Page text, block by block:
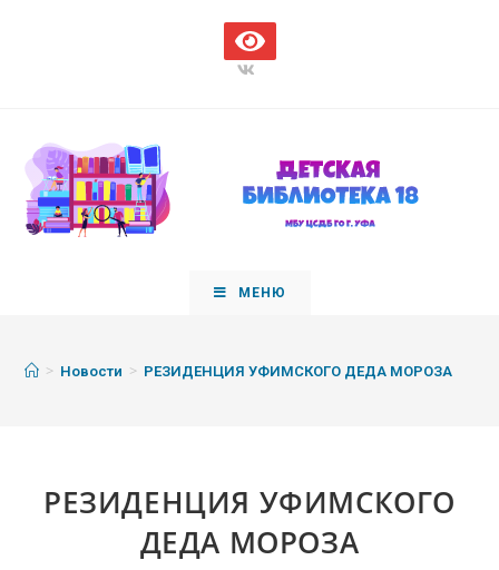
МЕНЮ
> Новости > РЕЗИДЕНЦИЯ УФИМСКОГО ДЕДА МОРОЗА
РЕЗИДЕНЦИЯ УФИМСКОГО
ДЕДА МОРОЗА